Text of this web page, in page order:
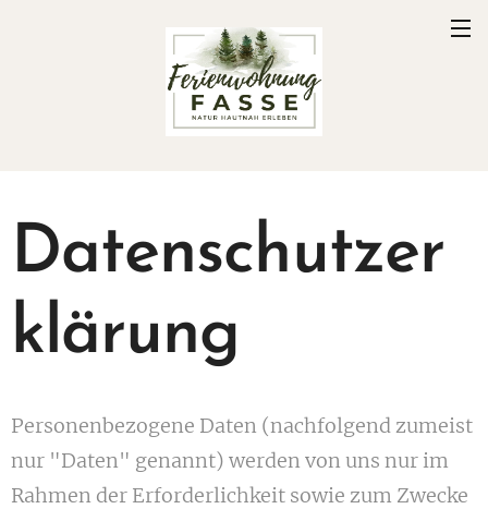
Datenschutzer
klärung
Personenbezogene Daten (nachfolgend zumeist
nur "Daten" genannt) werden von uns nur im
Rahmen der Erforderlichkeit sowie zum Zwecke